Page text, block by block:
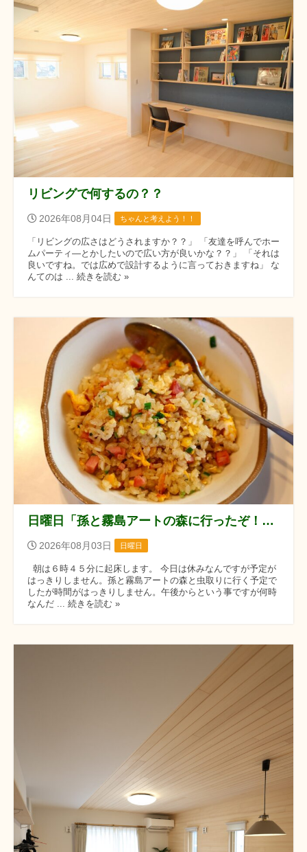
リビングで何するの？？
2026年08月04日 ちゃんと考えよう！！
「リビングの広さはどうされますか？？」 「友達を呼んでホー
ムパーティ―とかしたいので広い方が良いかな？？」 「それは
良いですね。では広めで設計するように言っておきますね」 な
んてのは ... 続きを読む »
日曜日「孫と霧島アートの森に行ったぞ！！」の巻
2026年08月03日 日曜日
朝は６時４５分に起床します。 今日は休みなんですが予定が
はっきりしません。孫と霧島アートの森と虫取りに行く予定で
したが時間がはっきりしません。午後からという事ですが何時
なんだ ... 続きを読む »